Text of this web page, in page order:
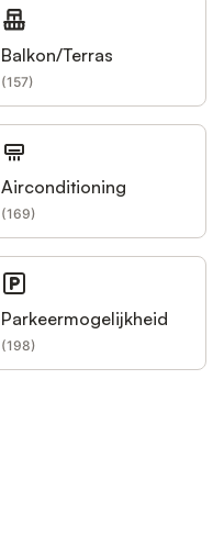
Balkon/Terras
(157)
Airconditioning
(169)
Parkeermogelijkheid
(198)